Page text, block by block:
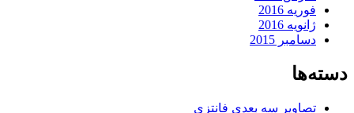
فوریه 2016
ژانویه 2016
دسامبر 2015
دسته‌ها
تصاویر سه بعدی فانتزی